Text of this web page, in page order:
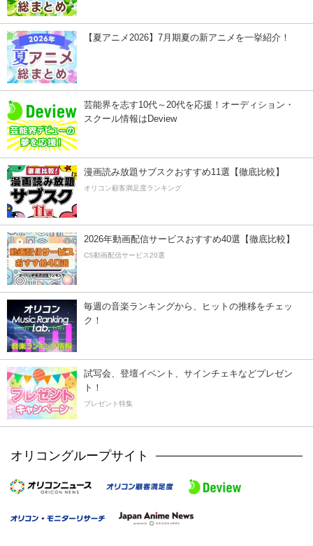
【夏アニメ2026】7月期夏の新アニメを一挙紹介！
芸能界を志す10代～20代を応援！オーディション・
スクール情報はDeview
漫画読み放題サブスクおすすめ11選【徹底比較】
オリコン顧客満足度ランキング
2026年動画配信サービスおすすめ40選【徹底比較】
CS動画配信サービス20選
毎週の音楽ランキングから、ヒットの推移をチェッ
ク！
試写会、登壇イベント、サインチェキなどプレゼン
ト！
プレゼント特集
オリコングループサイト